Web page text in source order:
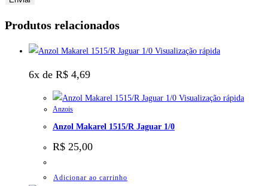
Produtos relacionados
Visualização rápida
6x de R$ 4,69
Visualização rápida
Anzois
Anzol Makarel 1515/R Jaguar 1/0
R$ 25,00
Adicionar ao carrinho